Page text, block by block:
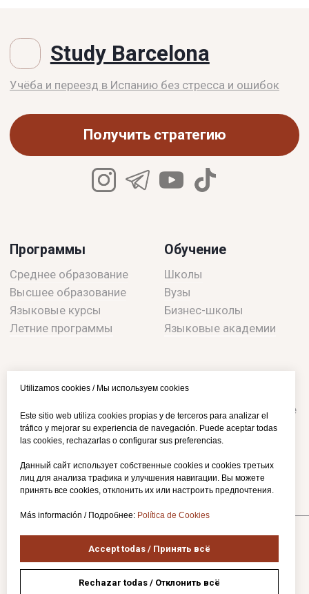
Utilizamos cookies / Мы используем cookies
Este sitio web utiliza cookies propias y de terceros para analizar el
tráfico y mejorar su experiencia de navegación. Puede aceptar todas
las cookies, rechazarlas o configurar sus preferencias.
Данный сайт использует собственные cookies и cookies третьих
лиц для анализа трафика и улучшения навигации. Вы можете
принять все cookies, отклонить их или настроить предпочтения.
Más información / Подробнее: Política de Cookies
Accept todas / Принять всё
Rechazar todas / Отклонить всё